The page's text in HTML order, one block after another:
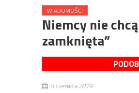
WIADOMOŚCI
Niemcy nie
zamknięta”
5 czerwca 2019